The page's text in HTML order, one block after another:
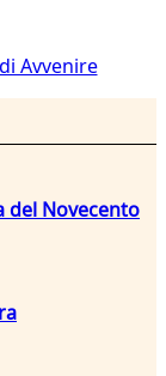
Avvenire
del Novecento